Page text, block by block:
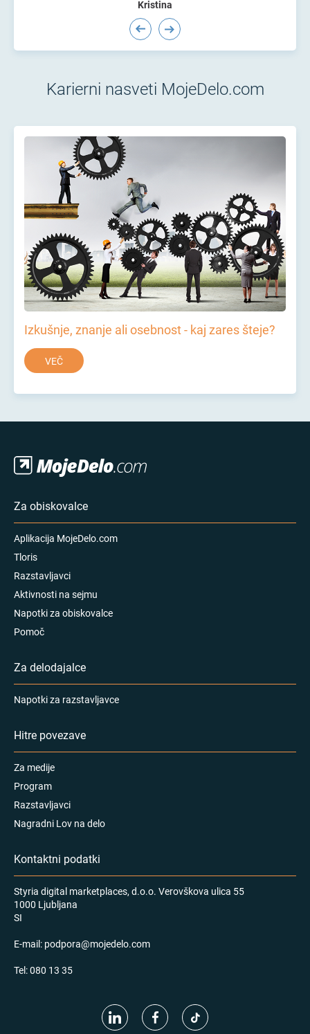
Kristina
Karierni nasveti MojeDelo.com
Izkušnje, znanje ali osebnost - kaj zares šteje?
VEČ
Za obiskovalce
Aplikacija MojeDelo.com
Tloris
Razstavljavci
Aktivnosti na sejmu
Napotki za obiskovalce
Pomoč
Za delodajalce
Napotki za razstavljavce
Hitre povezave
Za medije
Program
Razstavljavci
Nagradni Lov na delo
Kontaktni podatki
Styria digital marketplaces, d.o.o. Verovškova ulica 55
1000 Ljubljana
SI
E-mail: podpora@mojedelo.com
Tel:080 13 35